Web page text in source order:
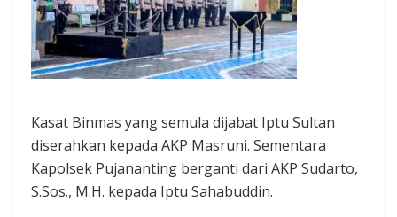
Kasat Binmas yang semula dijabat Iptu Sultan
diserahkan kepada AKP Masruni. Sementara
Kapolsek Pujananting berganti dari AKP Sudarto,
S.Sos., M.H. kepada Iptu Sahabuddin.